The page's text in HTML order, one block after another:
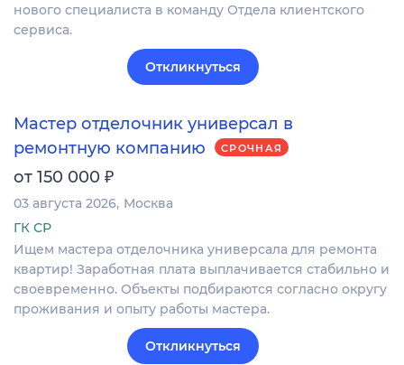
нового специалиста в команду Отдела клиентского
сервиса.
Откликнуться
Мастер отделочник универсал в
ремонтную компанию
СРОЧНАЯ
от 150 000 ₽
03 августа 2026 Москва
ГК СР
Ищем мастера отделочника универсала для ремонта
квартир! Заработная плата выплачивается стабильно и
своевременно. Объекты подбираются согласно округу
проживания и опыту работы мастера.
Откликнуться